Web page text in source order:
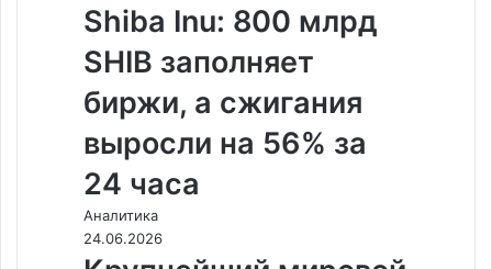
Shiba Inu: 800 млрд
SHIB заполняет
биржи, а сжигания
выросли на 56% за
24 часа
Аналитика
24.06.2026